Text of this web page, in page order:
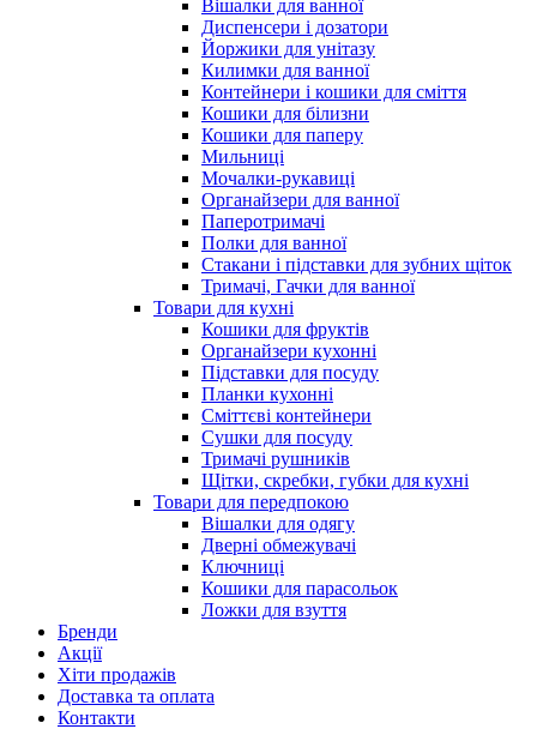
Вішалки для ванної
Диспенсери і дозатори
Йоржики для унітазу
Килимки для ванної
Контейнери і кошики для сміття
Кошики для білизни
Кошики для паперу
Мильниці
Мочалки-рукавиці
Органайзери для ванної
Паперотримачі
Полки для ванної
Стакани і підставки для зубних щіток
Тримачі, Гачки для ванної
Товари для кухні
Кошики для фруктів
Органайзери кухонні
Підставки для посуду
Планки кухонні
Сміттєві контейнери
Сушки для посуду
Тримачі рушників
Щітки, скребки, губки для кухні
Товари для передпокою
Вішалки для одягу
Дверні обмежувачі
Ключниці
Кошики для парасольок
Ложки для взуття
Бренди
Акції
Хіти продажів
Доставка та оплата
Контакти